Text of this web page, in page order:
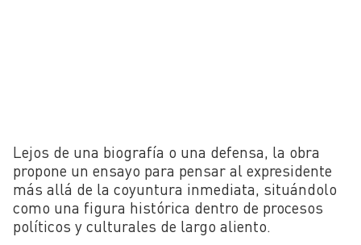
Lejos de una biografía o una defensa, la obra
propone un ensayo para pensar al expresidente
más allá de la coyuntura inmediata, situándolo
como una figura histórica dentro de procesos
políticos y culturales de largo aliento.